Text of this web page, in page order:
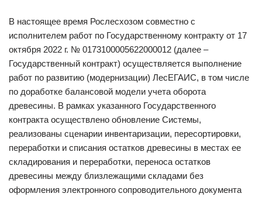
В настоящее время Рослесхозом совместно с
исполнителем работ по Государственному контракту от 17
октября 2022 г. № 0173100005622000012 (далее –
Государственный контракт) осуществляется выполнение
работ по развитию (модернизации) ЛесЕГАИС, в том числе
по доработке балансовой модели учета оборота
древесины. В рамках указанного Государственного
контракта осуществлено обновление Системы,
реализованы сценарии инвентаризации, пересортировки,
переработки и списания остатков древесины в местах ее
складирования и переработки, переноса остатков
древесины между близлежащими складами без
оформления электронного сопроводительного документа